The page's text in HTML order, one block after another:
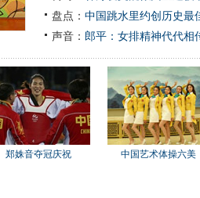
盘点： 中国跳水里约创历史最
声音： 郎平：女排精神代代相
郑姝音夺冠庆祝 中国艺术体操六美